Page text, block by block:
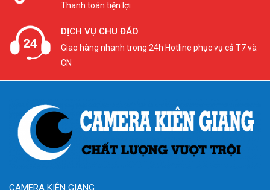
Thanh toán tiện lợi
DỊCH VỤ CHU ĐÁO
Giao hàng nhanh trong 24h Hotline phục vụ cả T7 và
CN
CAMERA KIÊN GIANG